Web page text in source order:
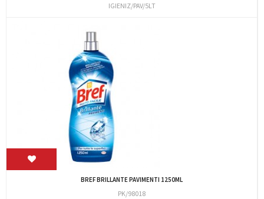
IGIENIZ/PAV/5LT
BREF BRILLANTE PAVIMENTI 1250ML
PK/98018